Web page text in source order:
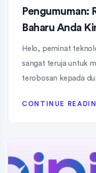
Pengumuman:
Baharu Anda
Helo, peminat
sangat teruja untuk
terobosan kepada
CONTINUE